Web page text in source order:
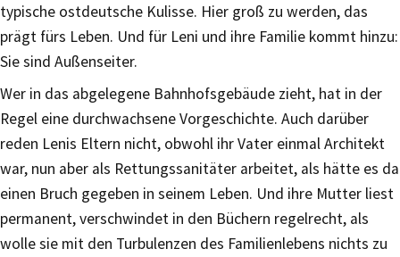
typische ostdeutsche Kulisse. Hier groß zu werden, das
prägt fürs Leben. Und für Leni und ihre Familie kommt hinzu:
Sie sind Außenseiter.
Wer in das abgelegene Bahnhofsgebäude zieht, hat in der
Regel eine durchwachsene Vorgeschichte. Auch darüber
reden Lenis Eltern nicht, obwohl ihr Vater einmal Architekt
war, nun aber als Rettungssanitäter arbeitet, als hätte es da
einen Bruch gegeben in seinem Leben. Und ihre Mutter liest
permanent, verschwindet in den Büchern regelrecht, als
wolle sie mit den Turbulenzen des Familienlebens nichts zu